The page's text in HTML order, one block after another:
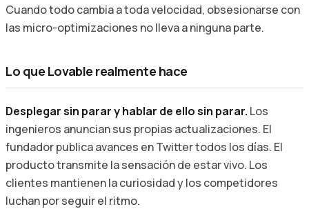
Cuando todo cambia a toda velocidad, obsesionarse con
las micro-optimizaciones no lleva a ninguna parte.
Lo que Lovable realmente hace
Desplegar sin parar y hablar de ello sin parar. Los
ingenieros anuncian sus propias actualizaciones. El
fundador publica avances en Twitter todos los días. El
producto transmite la sensación de estar vivo. Los
clientes mantienen la curiosidad y los competidores
luchan por seguir el ritmo.